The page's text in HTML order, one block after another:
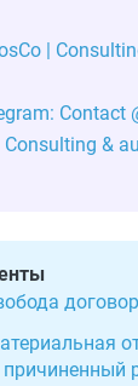
|
Contact
Consulting &